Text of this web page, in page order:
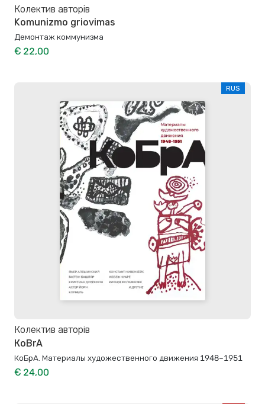
Колектив авторів
Komunizmo griovimas
Демонтаж коммунизма
€ 22,00
RUS
Колектив авторів
КoBrA
КоБрА. Материалы художественного движения 1948–1951
€ 24,00